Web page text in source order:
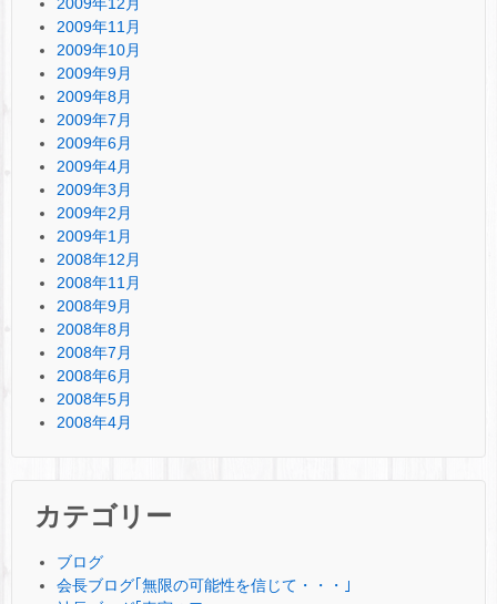
2009年11月
2009年10月
2009年9月
2009年8月
2009年7月
2009年6月
2009年4月
2009年3月
2009年2月
2009年1月
2008年12月
2008年11月
2008年9月
2008年8月
2008年7月
2008年6月
2008年5月
2008年4月
カテゴリー
ブログ
会長ブログ｢無限の可能性を信じて・・・｣